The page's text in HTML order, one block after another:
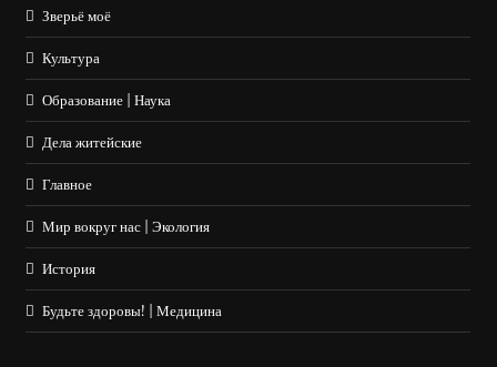
Зверьё моё
Культура
Образование | Наука
Дела житейские
Главное
Мир вокруг нас | Экология
История
Будьте здоровы! | Медицина